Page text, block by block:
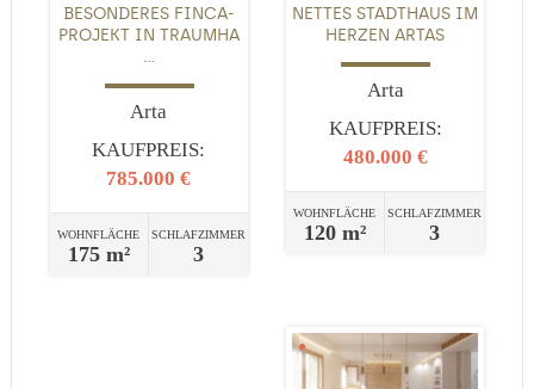
BESONDERES FINCA-
PROJEKT IN TRAUMHA
...
Arta
KAUFPREIS:
785.000 €
WOHNFLÄCHE
175 m²
SCHLAFZIMMER
3
NETTES STADTHAUS IM
HERZEN ARTAS
Arta
KAUFPREIS:
480.000 €
WOHNFLÄCHE
120 m²
SCHLAFZIMMER
3